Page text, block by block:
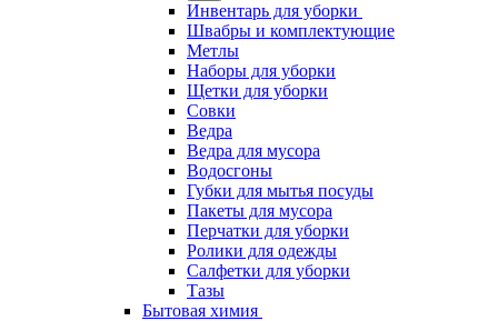
Инвентарь для уборки
Швабры и комплектующие
Метлы
Наборы для уборки
Щетки для уборки
Совки
Ведра
Ведра для мусора
Водосгоны
Губки для мытья посуды
Пакеты для мусора
Перчатки для уборки
Ролики для одежды
Салфетки для уборки
Тазы
Бытовая химия